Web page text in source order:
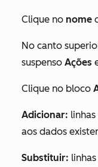
Clique no nome
No canto
suspenso Ações
Clique no bloco
Adicionar:
aos dados
Substituir: